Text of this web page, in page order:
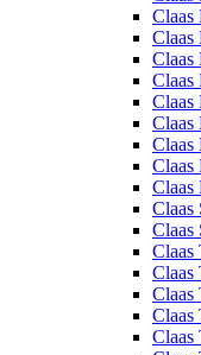
Claas
Claas
Claas
Claas